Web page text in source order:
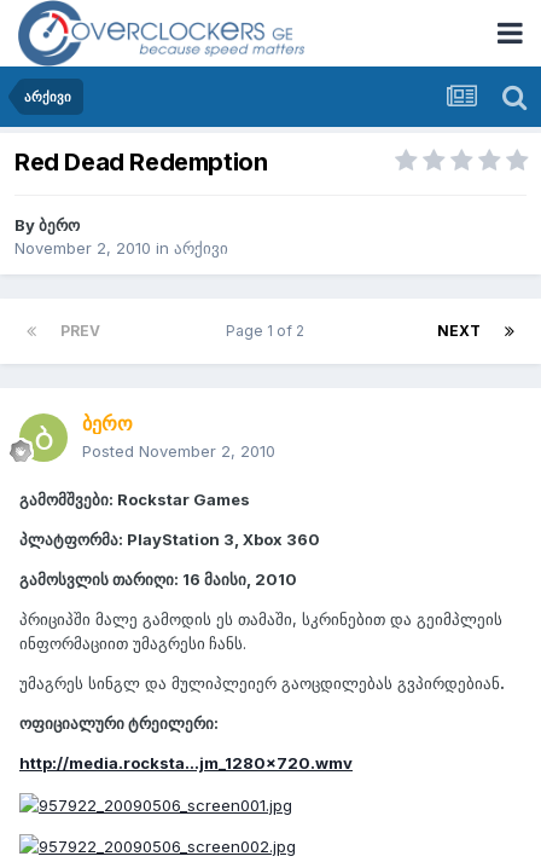
არქივი
Red Dead Redemption
Byბერო
November 2, 2010 in არქივი
PREV NEXT
Page 1 of 2
ბერო
Posted November 2, 2010
გამომშვები: Rockstar Games
პლატფორმა: PlayStation 3, Xbox 360
გამოსვლის თარიღი: 16 მაისი, 2010
პრიციპში მალე გამოდის ეს თამაში, სკრინებით და გეიმპლეის
ინფორმაციით უმაგრესი ჩანს.
უმაგრეს სინგლ და მულიპლეიერ გაოცდილებას გვპირდებიან.
ოფიციალური ტრეილერი:
http://media.rocksta...jm_1280x720.wmv